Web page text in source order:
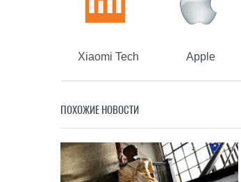
Xiaomi Tech Apple
ПОХОЖИЕ НОВОСТИ